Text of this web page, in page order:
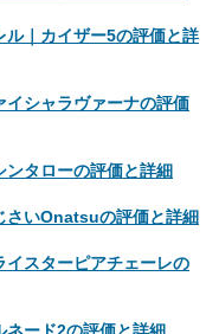
｜カイザー5の評価と詳
シャラヴァーナの評価
ンタローの評価と詳細
さいOnatsuの評価と詳細
イスターピアチェーレの
ネード2の評価と詳細